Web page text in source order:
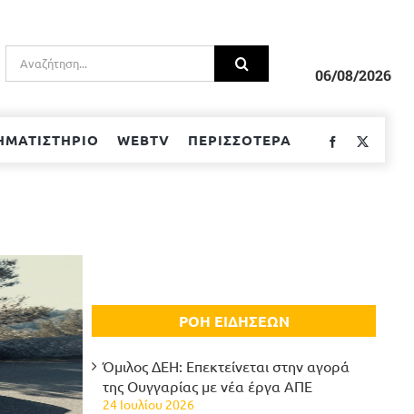
Αναζήτηση
για:
06/08/2026
WEBTV ΠΕΡΙΣΣΟΤΕΡΑ Facebook
ΡΟΗ ΕΙΔΗΣΕΩΝ
Όμιλος ΔΕΗ: Επεκτείνεται στην αγορά
της Ουγγαρίας με νέα έργα ΑΠΕ
24 Ιουλίου 2026